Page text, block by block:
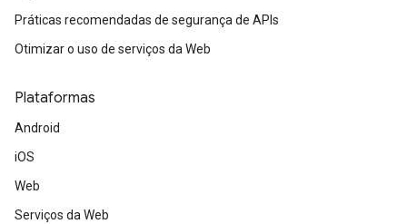
Práticas recomendadas de segurança de APIs
Otimizar o uso de serviços da Web
Plataformas
Android
iOS
Web
Serviços da Web